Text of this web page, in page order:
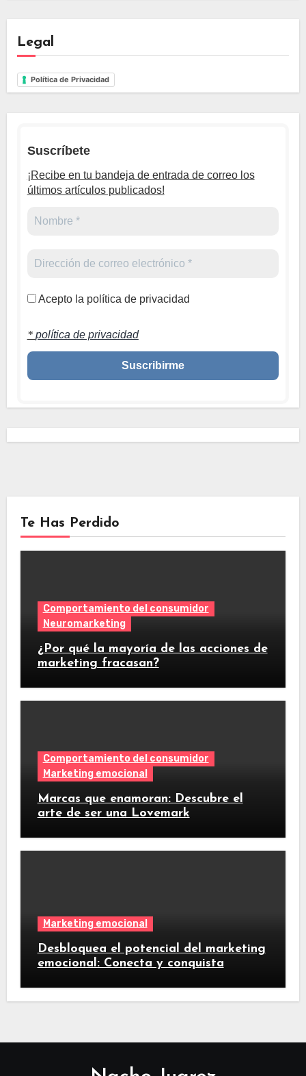
Legal
Política de Privacidad
Suscríbete
¡Recibe en tu bandeja de entrada de correo los
últimos artículos publicados!
Acepto la política de privacidad
* política de privacidad
Te Has Perdido
Comportamiento del consumidor
Neuromarketing
¿Por qué la mayoría de las acciones de
marketing fracasan?
Comportamiento del consumidor
Marketing emocional
Marcas que enamoran: Descubre el
arte de ser una Lovemark
Marketing emocional
Desbloquea el potencial del marketing
emocional: Conecta y conquista